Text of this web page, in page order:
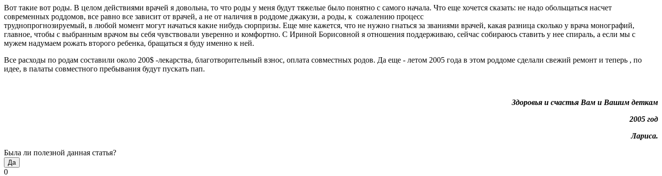
Вот такие вот роды. В целом действиями врачей я довольна, то что роды у меня будут тяжелые было понятно с самого начала. Что еще хочется сказать: не надо обольщаться насчет
современных роддомов, все равно все зависит от врачей, а не от наличия в роддоме джакузи, а роды, к сожалению процесс
труднопрогнозируемый, в любой момент могут начаться какие нибудь сюрпризы. Еще мне кажется, что не нужно гнаться за званиями врачей, какая разница сколько у врача монографий,
главное, чтобы с выбранным врачом вы себя чувствовали уверенно и комфортно. С Ириной Борисовной я отношения поддерживаю, сейчас собираюсь ставить у нее спираль, а если мы с
мужем надумаем рожать второго ребенка, бращаться я буду именно к ней.
Все расходы по родам составили около 200$ -лекарства, благотворительный взнос, оплата совместных родов. Да еще - летом 2005 года в этом роддоме сделали свежий ремонт и теперь , по
идее, в палаты совместного пребывания будут пускать пап.
Здоровья и счастья Вам и Вашим деткам
2005 год
Лариса.
Была ли полезной данная статья?
Да
0